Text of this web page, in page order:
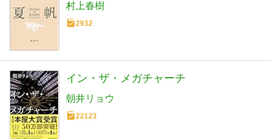
村上春樹
2932
イン・ザ・メガチャーチ
朝井リョウ
22123